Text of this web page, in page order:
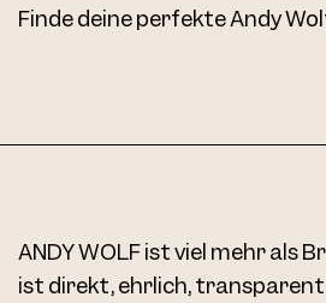
Finde deine perfekte Andy
ANDY WOLF ist viel mehr als
ist direkt, ehrlich,